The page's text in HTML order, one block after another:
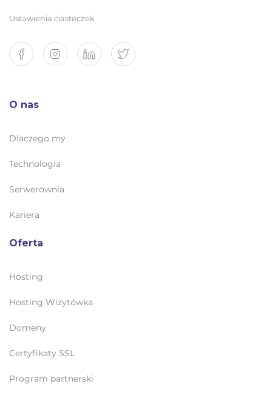
Ustawienia ciasteczek
O nas
Dlaczego my
Technologia
Serwerownia
Kariera
Oferta
Hosting
Hosting Wizytówka
Domeny
Certyfikaty SSL
Program partnerski